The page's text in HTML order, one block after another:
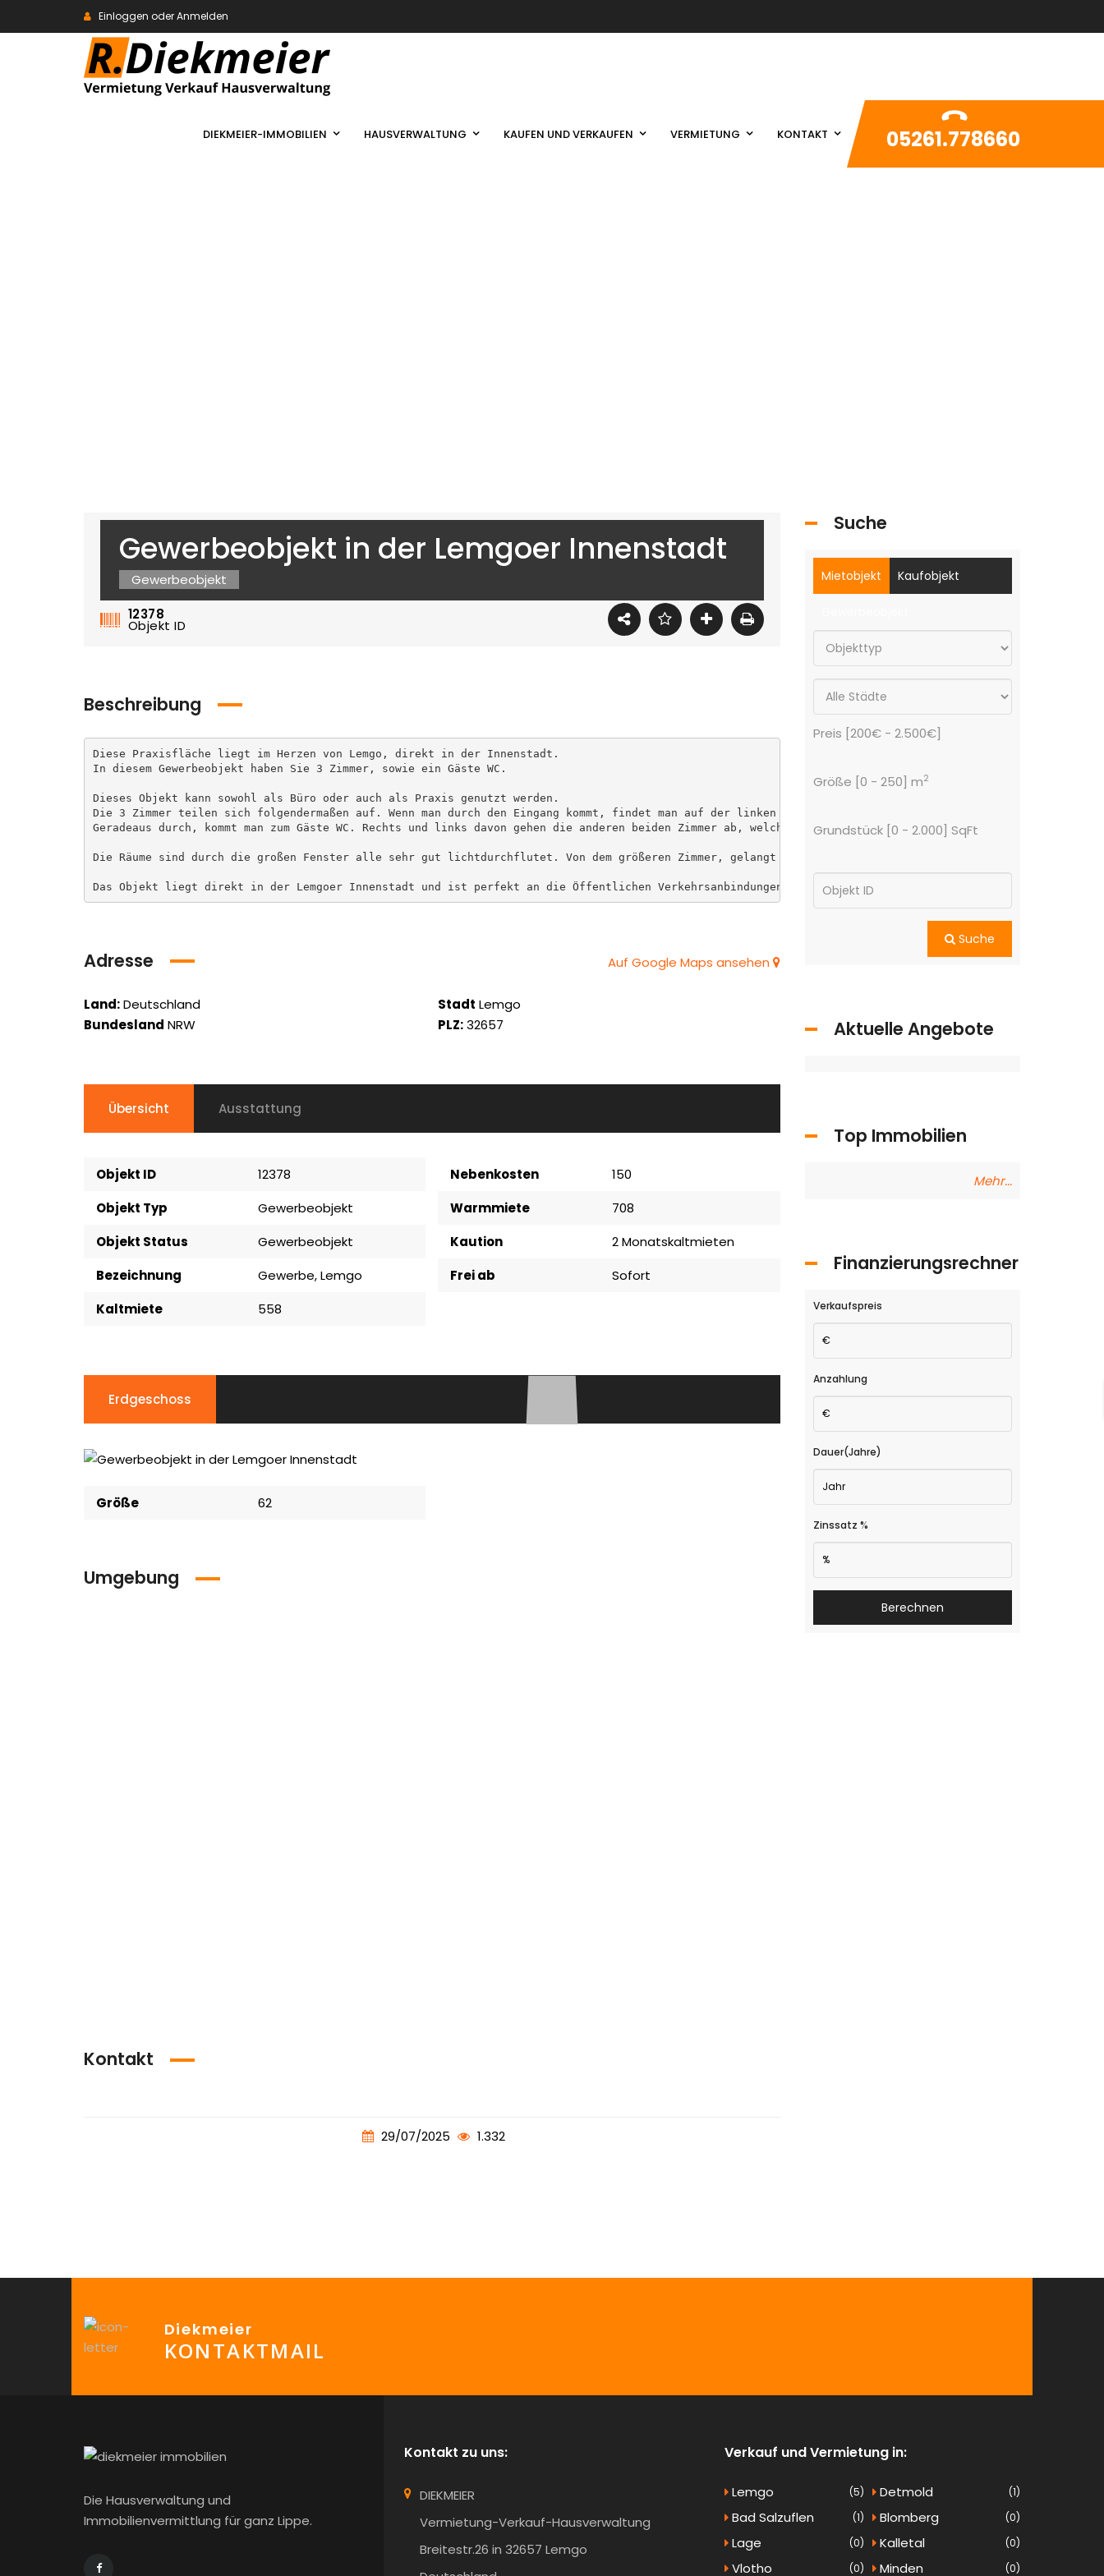
Einloggen oder Anmelden
DIEKMEIER-IMMOBILIEN HAUSVERWALTUNG KAUFEN UND VERKAUFEN VERMIETUNG KONTAKT 05261.778660
Gewerbeobjekt in der Lemgoer Innenstadt
Gewerbeobjekt
12378
Objekt ID
Beschreibung
Diese Praxisfläche liegt im Herzen von Lemgo, direkt in der Innenstadt.
In diesem Gewerbeobjekt haben Sie 3 Zimmer, sowie ein Gäste WC.
Dieses Objekt kann sowohl als Büro oder auch als Praxis genutzt werden.
Die 3 Zimmer teilen sich folgendermaßen auf. Wenn man durch den Eingang kommt, findet man auf der linken Seite ein kleines Zimmer, welches als
Geradeaus durch, kommt man zum Gäste WC. Rechts und links davon gehen die anderen beiden Zimmer ab, welche als Büro oder als Praxisraum genutzt werden
Die Räume sind durch die großen Fenster alle sehr gut lichtdurchflutet. Von dem größeren Zimmer, gelangt man auf die kleine Terasse.
Das Objekt liegt direkt in der Lemgoer Innenstadt und ist perfekt an die Öffentlichen Verkehrsanbindungen angeschlossen.
Adresse
Land:Deutschland
Bundesland NRW
Stadt Lemgo
PLZ: 32657
Auf Google Maps ansehen
Übersicht Ausstattung
Objekt ID
12378
Objekt Typ
Gewerbeobjekt
Objekt Status
Gewerbeobjekt
Bezeichnung
Gewerbe, Lemgo
Kaltmiete
558
Nebenkosten
150
Warmmiete
708
Kaution
2 Monatskaltmieten
Frei ab
Sofort
Erdgeschoss
Größe 62
Umgebung
Kontakt
29/07/2025 1.332
Suche
Mietobjekt Kaufobjekt
Preis [200€- 2.500€]
Größe [0 - 250] m2
Grundstück [0 - 2.000] SqFt
Suche
Aktuelle Angebote
Top Immobilien
Mehr...
Finanzierungsrechner
Verkaufspreis
Anzahlung
Dauer(Jahre)
Zinssatz %
Berechnen
Diekmeier
KONTAKTMAIL
Die Hausverwaltung und
Immobilienvermittlung für ganz Lippe.
Kontakt zu uns:
DIEKMEIER
Vermietung-Verkauf-Hausverwaltung
Breitestr.26 in 32657 Lemgo
Verkauf und Vermietung in:
Lemgo (5) Detmold (1)
Bad Salzuflen (1) Blomberg (0)
Lage (0) Kalletal (0)
Vlotho (0) Minden (0)